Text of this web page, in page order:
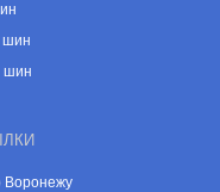
шин
шин
Воронежу